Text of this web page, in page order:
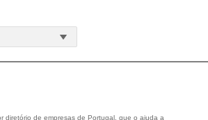
diretório de empresas de Portugal, que o ajuda a